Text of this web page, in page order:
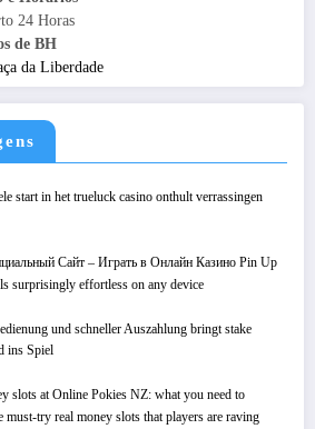
24 Horas
de BH
da Liberdade
start in het trueluck casino onthult verrassingen
Сайт – Играть в Онлайн Казино Pin Up
surprisingly effortless on any device
und schneller Auszahlung bringt stake
ins Spiel
slots at Online Pokies NZ: what you need to
try real money slots that players are raving